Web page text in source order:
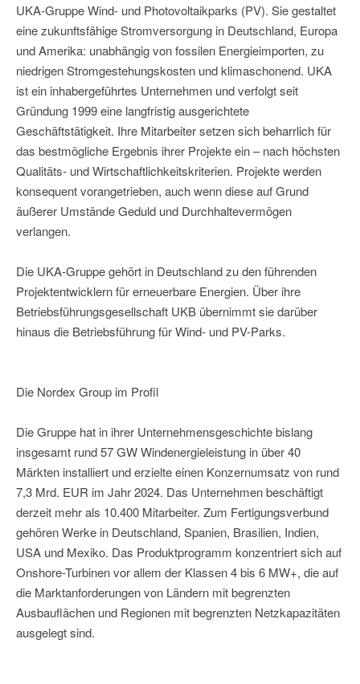
UKA-Gruppe Wind- und Photovoltaikparks (PV). Sie gestaltet
eine zukunftsfähige Stromversorgung in Deutschland, Europa
und Amerika: unabhängig von fossilen Energieimporten, zu
niedrigen Stromgestehungskosten und klimaschonend. UKA
ist ein inhabergeführtes Unternehmen und verfolgt seit
Gründung 1999 eine langfristig ausgerichtete
Geschäftstätigkeit. Ihre Mitarbeiter setzen sich beharrlich für
das bestmögliche Ergebnis ihrer Projekte ein – nach höchsten
Qualitäts- und Wirtschaftlichkeitskriterien. Projekte werden
konsequent vorangetrieben, auch wenn diese auf Grund
äußerer Umstände Geduld und Durchhaltevermögen
verlangen.
Die UKA-Gruppe gehört in Deutschland zu den führenden
Projektentwicklern für erneuerbare Energien. Über ihre
Betriebsführungsgesellschaft UKB übernimmt sie darüber
hinaus die Betriebsführung für Wind- und PV-Parks.
Die Nordex Group im Profil
Die Gruppe hat in ihrer Unternehmensgeschichte bislang
insgesamt rund 57 GW Windenergieleistung in über 40
Märkten installiert und erzielte einen Konzernumsatz von rund
7,3 Mrd. EUR im Jahr 2024. Das Unternehmen beschäftigt
derzeit mehr als 10.400 Mitarbeiter. Zum Fertigungsverbund
gehören Werke in Deutschland, Spanien, Brasilien, Indien,
USA und Mexiko. Das Produktprogramm konzentriert sich auf
Onshore-Turbinen vor allem der Klassen 4 bis 6 MW+, die auf
die Marktanforderungen von Ländern mit begrenzten
Ausbauflächen und Regionen mit begrenzten Netzkapazitäten
ausgelegt sind.